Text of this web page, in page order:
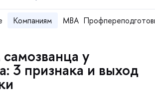
Компаниям MBA
у
3 признака и выход